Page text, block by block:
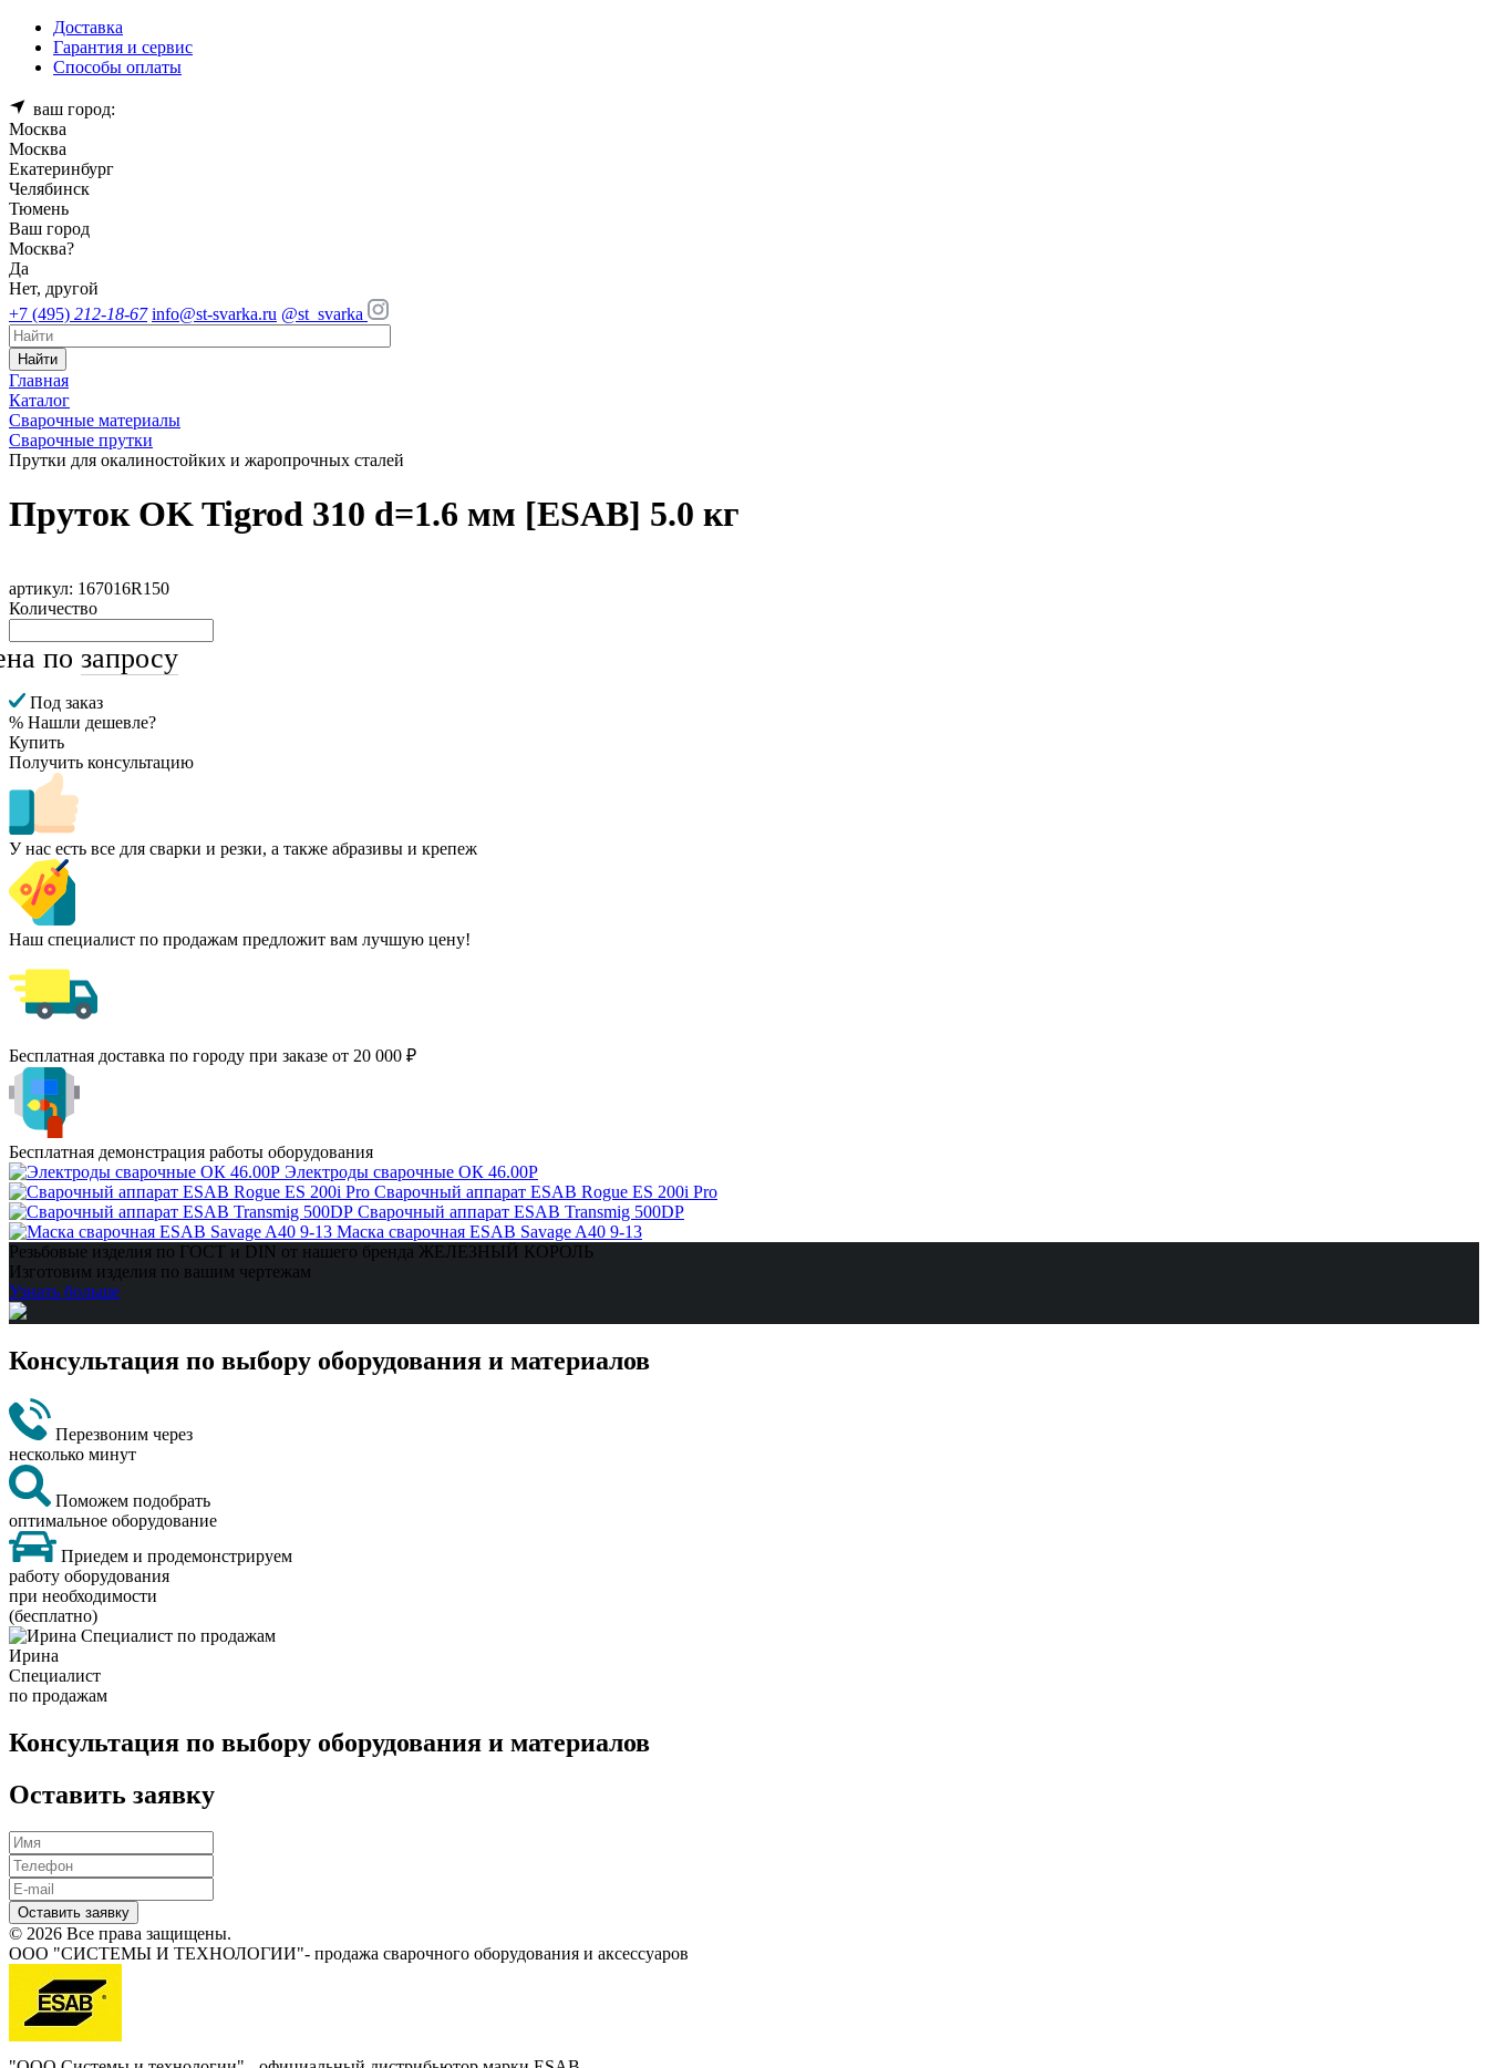
Доставка
Гарантия и сервис
Способы оплаты
ваш город:
Москва
Москва
Екатеринбург
Челябинск
Тюмень
Ваш город
Москва?
Да
Нет, другой
+7 (495) 212-18-67 info@st-svarka.ru @st_svarka
Найти
Главная
Каталог
Сварочные материалы
Сварочные прутки
Прутки для окалиностойких и жаропрочных сталей
Пруток OK Tigrod 310 d=1.6 мм [ESAB] 5.0 кг
артикул: 167016R150
Количество
по запросу
Под заказ
% Нашли дешевле?
Купить
Получить консультацию
У нас есть все для сварки и резки, а также абразивы и крепеж
Наш специалист по продажам предложит вам лучшую цену!
Бесплатная доставка по городу при заказе от 20 000 ₽
Бесплатная демонстрация работы оборудования
Электроды сварочные ОК 46.00Р
Сварочный аппарат ESAB Rogue ES 200i Pro
Сварочный аппарат ESAB Transmig 500DP
Маска сварочная ESAB Savage A40 9-13
Резьбовые изделия по ГОСТ и DIN от нашего бренда ЖЕЛЕЗНЫЙ КОРОЛЬ
Изготовим изделия по вашим чертежам
Узнать больше
Консультация по выбору оборудования и материалов
Перезвоним через
несколько минут
Поможем подобрать
оптимальное оборудование
Приедем и продемонстрируем
работу оборудования
при необходимости
(бесплатно)
Ирина
Специалист
по продажам
Консультация по выбору оборудования и материалов
Оставить заявку
Оставить заявку
© 2026 Все права защищены.
ООО "СИСТЕМЫ И ТЕХНОЛОГИИ"- продажа сварочного оборудования и аксессуаров